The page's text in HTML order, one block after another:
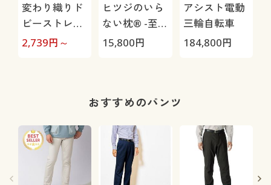
変わり織りド
ビーストレッ
チパンツ(吸汗
2,739円～
ヒツジのいら
ない枕® -至
極-
15,800円
アシスト電動
三輪自転車
184,800円
おすすめのパンツ